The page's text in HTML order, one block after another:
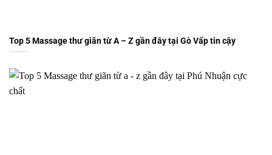
Top 5 Massage thư giãn từ A – Z gần đây tại Gò Vấp tin cậy